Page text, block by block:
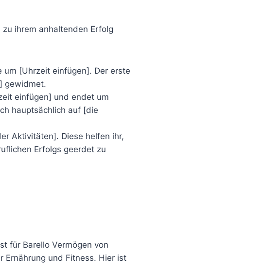
ihrem anhaltenden Erfolg
um [Uhrzeit einfügen]. Der erste
gewidmet.
einfügen] und endet um
hauptsächlich auf [die
Aktivitäten]. Diese helfen ihr,
Erfolgs geerdet zu
für Barello Vermögen von
Ernährung und Fitness. Hier ist